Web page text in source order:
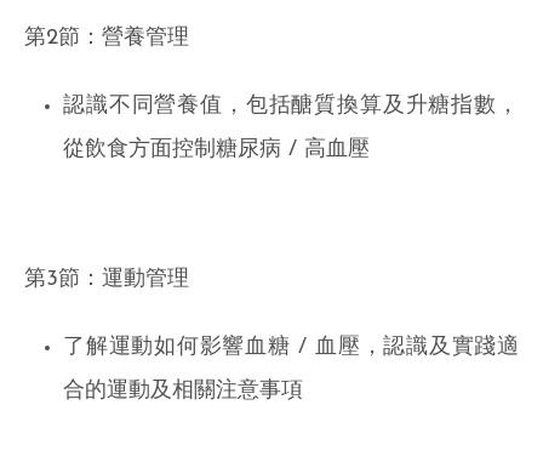
第2節：營養管理
認識不同營養值，包括醣質換算及升糖指數，
從飲食方面控制糖尿病 / 高血壓
第3節：運動管理
了解運動如何影響血糖 / 血壓，認識及實踐適
合的運動及相關注意事項